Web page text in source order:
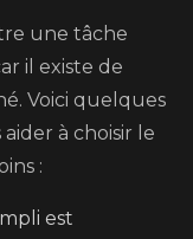
une tâche
il existe de
Voici quelques
à choisir le
:
est